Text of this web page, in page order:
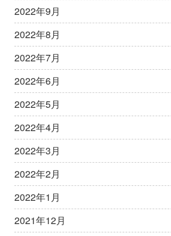
2022年9月
2022年8月
2022年7月
2022年6月
2022年5月
2022年4月
2022年3月
2022年2月
2022年1月
2021年12月